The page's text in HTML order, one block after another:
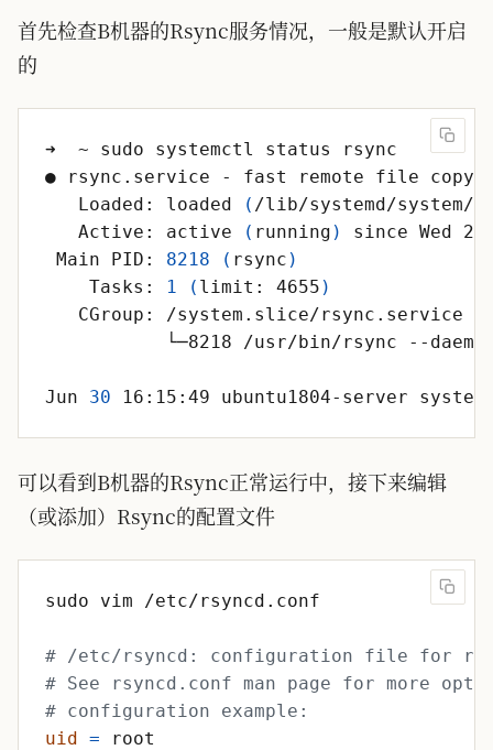
首先检查B机器的Rsync服务情况，一般是默认开启
的
   Loaded: loaded
( /lib/systemd/system/
   Active: active
( running )
since Wed
Main PID: 8218 ( rsync )
    Tasks:
1 ( limit: 4655 )
Jun 30 16:15:49 ubuntu1804-server
可以看到B机器的Rsync正常运行中，接下来编辑
（或添加）Rsync的配置文件
# /etc/rsyncd: configuration file for rsync
# See rsyncd.conf man page for more
# configuration example:
uid =